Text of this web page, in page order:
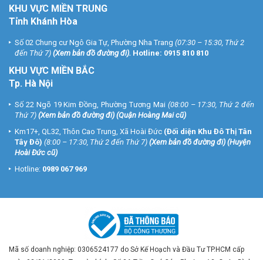
KHU VỰC MIỀN TRUNG
Tỉnh Khánh Hòa
Số 02 Chung cư Ngô Gia Tự, Phường Nha Trang (07:30 – 15:30, Thứ 2
đến Thứ 7) (Xem bản đồ đường đi). Hotline: 0915 810 810
KHU VỰC MIỀN BẮC
Tp. Hà Nội
Số 22 Ngõ 19 Kim Đồng, Phường Tương Mai (08:00 – 17:30, Thứ 2 đến
Thứ 7) (Xem bản đồ đường đi) (Quận Hoàng Mai cũ)
Km17+, QL32, Thôn Cao Trung, Xã Hoài Đức (Đối diện Khu Đô Thị Tân
Tây Đô) (8:00 – 17:30, Thứ 2 đến Thứ 7) (Xem bản đồ đường đi) (Huyện
Hoài Đức cũ)
Hotline: 0989 067 969
Mã số doanh nghiệp: 0306524177 do Sở Kế Hoạch và Đầu Tư TP.HCM cấp